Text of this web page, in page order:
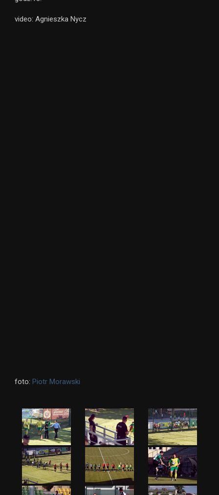
video: Agnieszka Nycz
foto: Piotr Morawski